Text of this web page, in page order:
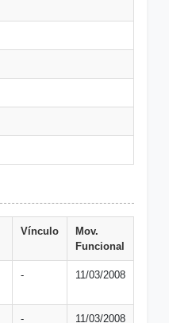
Vínculo
Mov.
Funcional
- 11/03/2008
- 11/03/2008